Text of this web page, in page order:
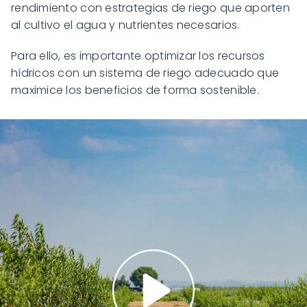
rendimiento con estrategias de riego que aporten
al cultivo el agua y nutrientes necesarios.
Para ello, es importante optimizar los recursos
hídricos con un sistema de riego adecuado que
maximice los beneficios de forma sostenible.